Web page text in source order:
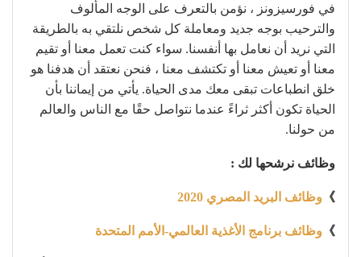
في فورسيزونز ، نؤمن بالتعرف على الوجه المألوف
والترحيب بوجه جديد ومعاملة كل شخص نلتقي به بالطريقة
التي نريد أن نعامل بها أنفسنا. سواء كنت تعمل معنا أو تقيم
معنا أو تعيش معنا أو تكتشف معنا ، فنحن نعتقد أن هدفنا هو
خلق انطباعات تبقى معك مدى الحياة. يأتي من إيماننا بأن
الحياة تكون أكثر ثراءً عندما نتواصل حقًا مع الناس والعالم
من حولنا.
وظائف نرشحها لك :
》 وظائف البريد المصري 2020
》 وظائف برنامج الأغذية العالمي-الأمم المتحدة